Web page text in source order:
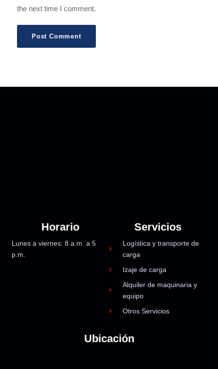
the next time I comment.
Horario
Lunes a viernes: 8 a.m. a 5
p.m.
Servicios
Logística y transporte de
carga
Izaje de carga
Alquiler de maquinaria y
equipo
Otros Servicios
Ubicación